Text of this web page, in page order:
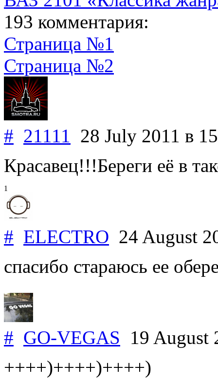
193 комментария:
Страница №1
Страница №2
# 21111 28 July 2011 в
Красавец!!!Береги её в
1
# ELECTRO 24 August
спасибо стараюсь ее
# GO-VEGAS 19 August
++++)++++)++++)